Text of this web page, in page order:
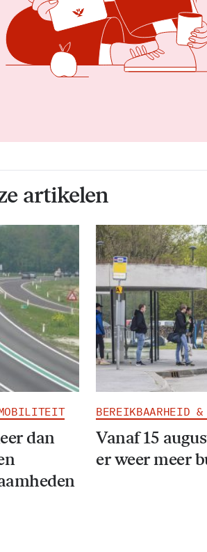
artikelen
dan
BEREIKBAARHEID
Vanaf 15
er weer meer